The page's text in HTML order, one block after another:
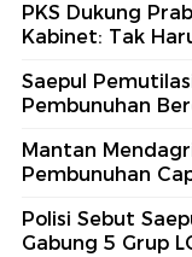
PKS Dukung
Kabinet: Tak
Saepul
Pembunuhan
Mantan
Pembunuhan
Polisi Sebut
Gabung 5 Grup